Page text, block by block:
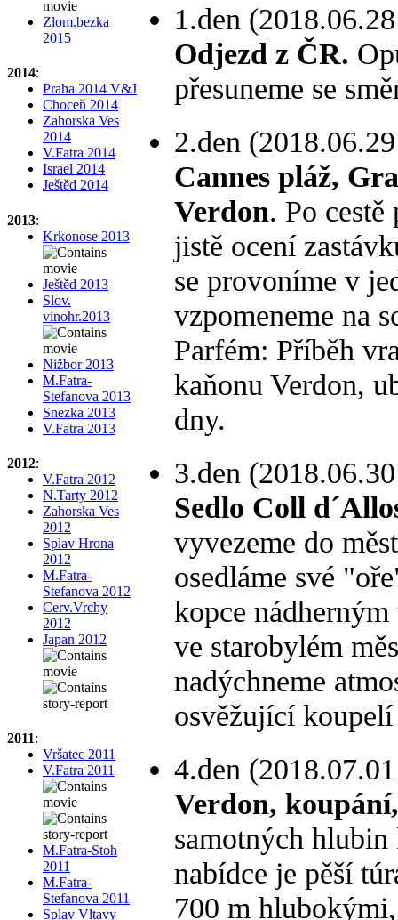
Zlom.bezka
2015
2014:
Praha 2014 V&J
Choceň 2014
Zahorska Ves
2014
V.Fatra 2014
Israel 2014
Ještěd 2014
2013:
Krkonose 2013
Ještěd 2013
Slov.
vinohr.2013
Nižbor 2013
M.Fatra-
Stefanova 2013
Snezka 2013
V.Fatra 2013
2012:
V.Fatra 2012
N.Tarty 2012
Zahorska Ves
2012
Splav Hrona
2012
M.Fatra-
Stefanova 2012
Cerv.Vrchy
2012
Japan 2012
2011:
Vršatec 2011
V.Fatra 2011
M.Fatra-Stoh
2011
M.Fatra-
Stefanova 2011
Splav Vltavy
1.den
Odjezd z ČR.
přesuneme se
2.den
Cannes pláž,
Verdon. Po
jistě ocení
se provoníme v
vzpomeneme na
Parfém: Příběh
kaňonu Verdon,
dny.
3.den
Sedlo Coll
vyvezeme do
osedláme své
kopce
ve starobylém
nadýchneme
osvěžující
4.den
Verdon,
samotných
nabídce je pěší
700 m